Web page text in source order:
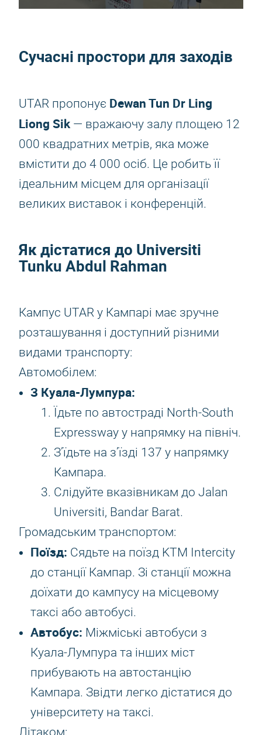
Сучасні простори для заходів
UTAR пропонує Dewan Tun Dr Ling
Liong Sik— вражаючу залу площею 12
000 квадратних метрів, яка може
вмістити до 4 000 осіб. Це робить її
ідеальним місцем для організації
великих виставок і конференцій.
Як дістатися до Universiti
Tunku Abdul Rahman
Кампус UTAR у Кампарі має зручне
розташування і доступний різними
видами транспорту:
Автомобілем:
З Куала-Лумпура:
Їдьте по автостраді North-South
Expressway у напрямку на північ.
З’їдьте на з’їзді 137 у напрямку
Кампара.
Слідуйте вказівникам до Jalan
Universiti, Bandar Barat.
Громадським транспортом:
Поїзд: Сядьте на поїзд KTM Intercity
до станції Кампар. Зі станції можна
доїхати до кампусу на місцевому
таксі або автобусі.
Автобус: Міжміські автобуси з
Куала-Лумпура та інших міст
прибувають на автостанцію
Кампара. Звідти легко дістатися до
університету на таксі.
Літаком: